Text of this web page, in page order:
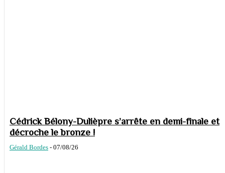
Cédrick Bélony-Dulièpre s’arrête en demi-finale et
décroche le bronze !
Gérald Bordes - 07/08/26